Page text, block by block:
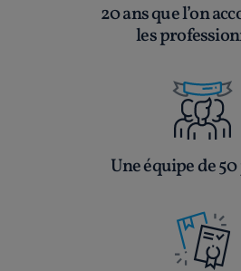
20 ans que l’on
les
Une équipe de